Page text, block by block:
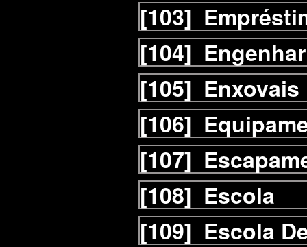
[103]
[104]
[105] Enxovais
[106]
[107]
[108] Escola
[109] Escola